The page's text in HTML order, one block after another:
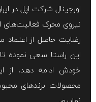
اورجینال شرکت اپل در
نیروی محرک فعالیت‌های
رضایت حاصل از
این راستا سعی نموده
خودش ادامه دهد. از
محصولات برند‌های